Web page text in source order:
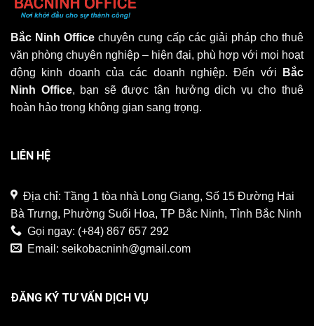
Bắc Ninh Office chuyên cung cấp các giải pháp cho thuê
văn phòng chuyên nghiệp – hiện đại, phù hợp với mọi hoạt
động kinh doanh của các doanh nghiệp. Đến với
Bắc
Ninh Office, bạn sẽ được tận hưởng dịch vụ cho thuê
hoàn hảo trong không gian sang trọng.
LIÊN HỆ
Địa chỉ: Tầng 1 tòa nhà Long Giang, Số 15 Đường Hai
Bà Trưng, Phường Suối Hoa, TP Bắc Ninh, Tỉnh Bắc Ninh
Gọi ngay: (+84) 867 657 292
Email: seikobacninh@gmail.com
ĐĂNG KÝ TƯ VẤN DỊCH VỤ